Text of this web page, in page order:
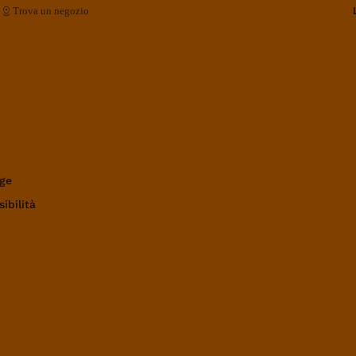
Trova un negozio